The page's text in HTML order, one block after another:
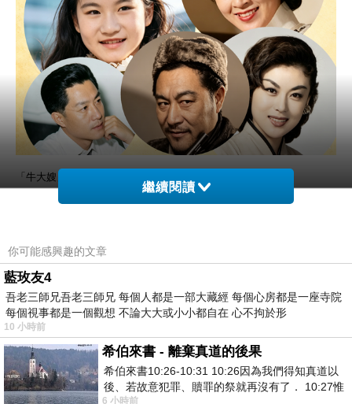
「牛大嫂」穆虹 1924～
28歲因話劇「牛小妹」崛起，加盟「中影」，演技實力獲肯定
41歲結婚赴美
「首位台產影帝」唐菁 1924～2019
29歲加入「中影」前身「農教」
34歲赴港與樂蒂主演〈殺人的情書〉
39歲加盟「電懋」，後入「邵氏」，演技出色、戲路寬廣
繼續閱讀
你可能感興趣的文章
藍玫友4
吾老三師兄吾老三師兄 每個人都是一部大藏經 每個心房都是一座寺院
每個視事都是一個觀想 不論大大或小小都自在 心不拘於形
10 小時前
希伯來書 - 離棄真道的後果
希伯來書10:26-10:31 10:26因為我們得知真道以
後、若故意犯罪、贖罪的祭就再沒有了． 10:27惟
6 小時前